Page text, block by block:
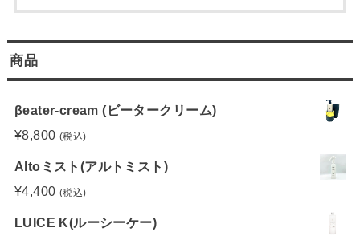
商品
βeater-cream (ビータークリーム)
¥8,800 (税込)
Altoミスト(アルトミスト)
¥4,400 (税込)
LUICE K(ルーシーケー)